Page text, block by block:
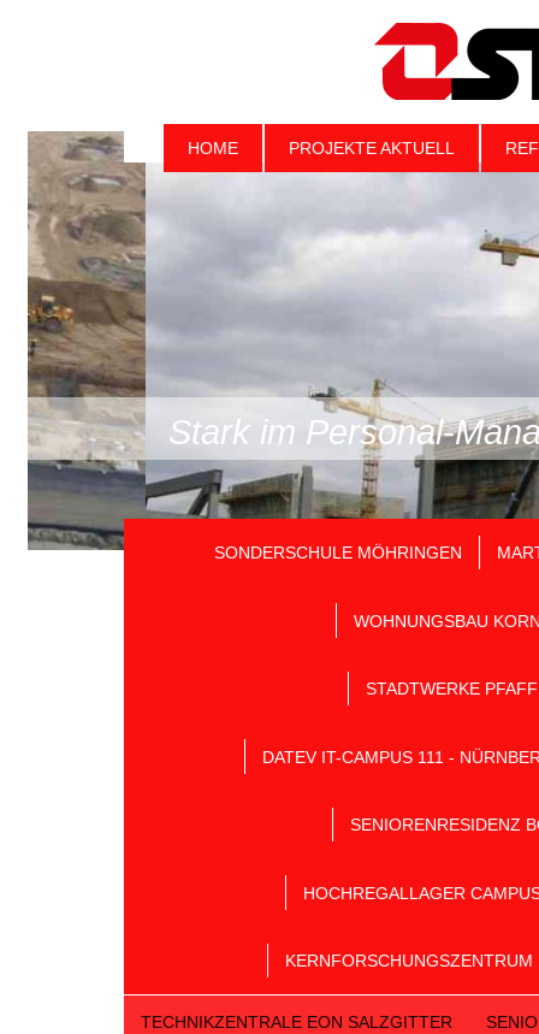
HOME PROJEKTE AKTUELL
Stark im Personal-
SONDERSCHULE MÖHRINGEN
WOHNUNGSBAU
STADTWERKE
DATEV IT-CAMPUS 111 -
SENIORENRESIDENZ
HOCHREGALLAGER
KERNFORSCHUNGSZENTRUM
TECHNIKZENTRALE EON SALZGITTER